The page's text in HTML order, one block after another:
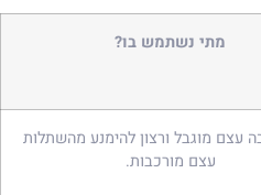
מתי נשתמש בו?
עצם מוגבל ורצון להימנע מהשתלות
עצם מורכבות.